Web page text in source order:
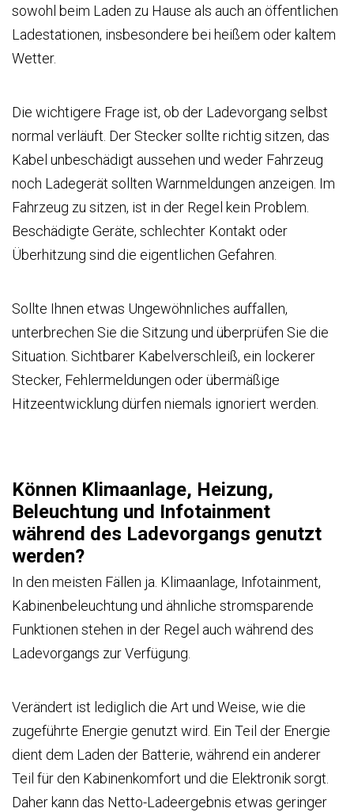
sowohl beim Laden zu Hause als auch an öffentlichen
Ladestationen, insbesondere bei heißem oder kaltem
Wetter.
Die wichtigere Frage ist, ob der Ladevorgang selbst
normal verläuft. Der Stecker sollte richtig sitzen, das
Kabel unbeschädigt aussehen und weder Fahrzeug
noch Ladegerät sollten Warnmeldungen anzeigen. Im
Fahrzeug zu sitzen, ist in der Regel kein Problem.
Beschädigte Geräte, schlechter Kontakt oder
Überhitzung sind die eigentlichen Gefahren.
Sollte Ihnen etwas Ungewöhnliches auffallen,
unterbrechen Sie die Sitzung und überprüfen Sie die
Situation. Sichtbarer Kabelverschleiß, ein lockerer
Stecker, Fehlermeldungen oder übermäßige
Hitzeentwicklung dürfen niemals ignoriert werden.
Können Klimaanlage, Heizung,
Beleuchtung und Infotainment
während des Ladevorgangs genutzt
werden?
In den meisten Fällen ja. Klimaanlage, Infotainment,
Kabinenbeleuchtung und ähnliche stromsparende
Funktionen stehen in der Regel auch während des
Ladevorgangs zur Verfügung.
Verändert ist lediglich die Art und Weise, wie die
zugeführte Energie genutzt wird. Ein Teil der Energie
dient dem Laden der Batterie, während ein anderer
Teil für den Kabinenkomfort und die Elektronik sorgt.
Daher kann das Netto-Ladeergebnis etwas geringer